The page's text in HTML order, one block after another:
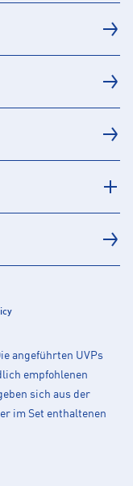
angeführten UVPs
empfohlenen
sich aus der
im Set enthaltenen